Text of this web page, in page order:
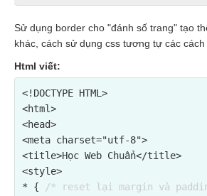
Sử dụng border cho "đánh số trang" tạo
khác, cách sử dụng css tương tự các cách
Html viết:
<!DOCTYPE HTML>
<html>
<head>
<meta charset="utf-8">
<title>Học Web Chuẩn</title>
<style>
* {
/* reset lại margin và